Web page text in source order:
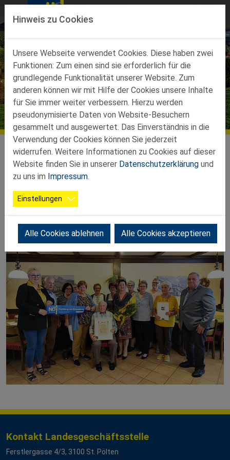
Direkt zur Hauptnavigation springen
Direkt zum Inhalt springen
Teilbezirke
Ortsgruppen Teilbez. Neunkirchen
Puchberg am Schneeberg
Vorstand
Neuwahl des Vorstandes am 14. Sept.
2023
Kontakt Landesgeschäftsstelle
Ferstlergasse 4/3, 3100 St. Pölten
Hinweis zu Cookies
Unsere Webseite verwendet Cookies. Diese haben zwei
Funktionen: Zum einen sind sie erforderlich für die
grundlegende Funktionalität unserer Website. Zum
anderen können wir mit Hilfe der Cookies unsere Inhalte
für Sie immer weiter verbessern. Hierzu werden
pseudonymisierte Daten von Website-Besuchern
gesammelt und ausgewertet. Das Einverständnis in die
Verwendung der Cookies können Sie jederzeit
widerrufen. Weitere Informationen zu Cookies auf dieser
Website finden Sie in unserer Datenschutzerklärung und
zu uns im Impressum.
Einstellungen
Alle Cookies ablehnen Alle Cookies akzeptieren